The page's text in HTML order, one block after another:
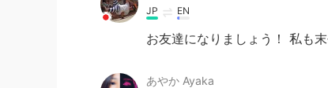
JP EN
お友達になりましょう！ 私も
あやか Ayaka